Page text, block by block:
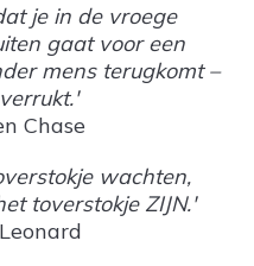
je in de vroege
gaat voor een
mens terugkomt –
Chase
wachten,
toverstokje ZIJN.'